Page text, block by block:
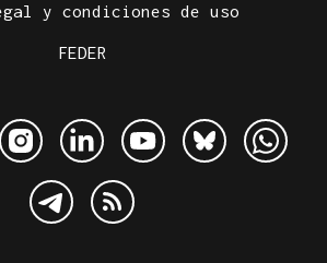
y condiciones de uso
FEDER